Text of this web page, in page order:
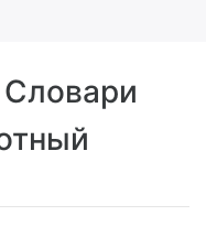
Словари